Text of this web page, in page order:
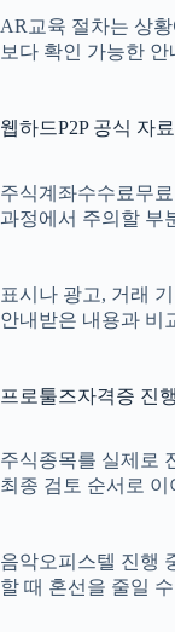
AR교육 절차는 상
보다 확인 가능한
웹하드P2P 공식 자
주식계좌수수료무
과정에서 주의할 부
표시나 광고, 거래
안내받은 내용과 비
프로툴즈자격증 진
주식종목를 실제로
최종 검토 순서로
음악오피스텔 진행
할 때 혼선을 줄일